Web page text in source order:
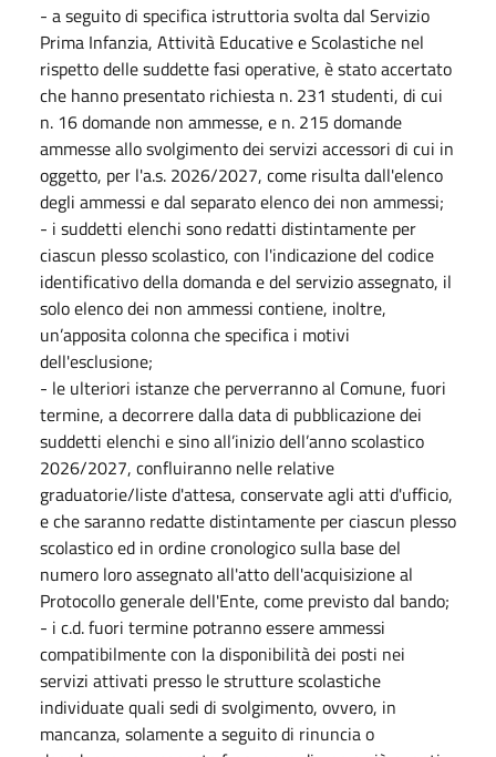
- a seguito di specifica istruttoria svolta dal Servizio
Prima Infanzia, Attività Educative e Scolastiche nel
rispetto delle suddette fasi operative, è stato accertato
che hanno presentato richiesta n. 231 studenti, di cui
n. 16 domande non ammesse, e n. 215 domande
ammesse allo svolgimento dei servizi accessori di cui in
oggetto, per l'a.s. 2026/2027, come risulta dall'elenco
degli ammessi e dal separato elenco dei non ammessi;
- i suddetti elenchi sono redatti distintamente per
ciascun plesso scolastico, con l'indicazione del codice
identificativo della domanda e del servizio assegnato, il
solo elenco dei non ammessi contiene, inoltre,
un’apposita colonna che specifica i motivi
dell'esclusione;
- le ulteriori istanze che perverranno al Comune, fuori
termine, a decorrere dalla data di pubblicazione dei
suddetti elenchi e sino all’inizio dell’anno scolastico
2026/2027, confluiranno nelle relative
graduatorie/liste d'attesa, conservate agli atti d'ufficio,
e che saranno redatte distintamente per ciascun plesso
scolastico ed in ordine cronologico sulla base del
numero loro assegnato all'atto dell'acquisizione al
Protocollo generale dell'Ente, come previsto dal bando;
- i c.d. fuori termine potranno essere ammessi
compatibilmente con la disponibilità dei posti nei
servizi attivati presso le strutture scolastiche
individuate quali sedi di svolgimento, ovvero, in
mancanza, solamente a seguito di rinuncia o